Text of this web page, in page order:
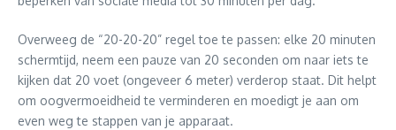
Overweeg de “20-20-20” regel toe te passen: elke 20 minuten
schermtijd, neem een pauze van 20 seconden om naar iets te
kijken dat 20 voet (ongeveer 6 meter) verderop staat. Dit helpt
om oogvermoeidheid te verminderen en moedigt je aan om
even weg te stappen van je apparaat.